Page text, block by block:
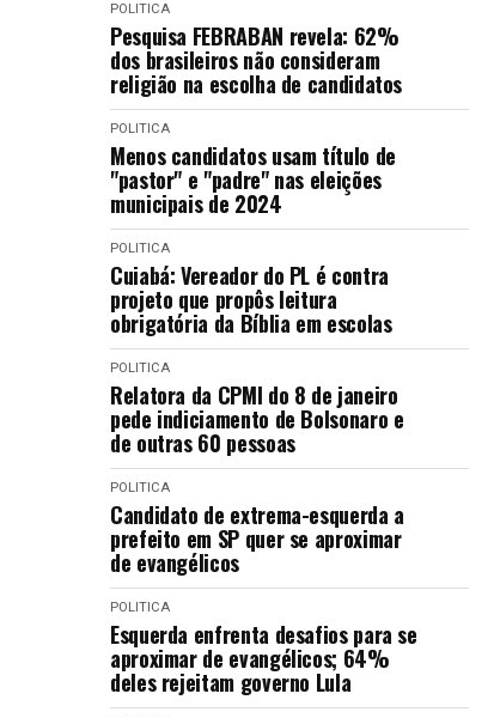
POLITICA
Pesquisa FEBRABAN revela: 62%
dos brasileiros não consideram
religião na escolha de candidatos
POLITICA
Menos candidatos usam título de
"pastor" e "padre" nas eleições
municipais de 2024
POLITICA
Cuiabá: Vereador do PL é contra
projeto que propôs leitura
obrigatória da Bíblia em escolas
POLITICA
Relatora da CPMI do 8 de janeiro
pede indiciamento de Bolsonaro e
de outras 60 pessoas
POLITICA
Candidato de extrema-esquerda a
prefeito em SP quer se aproximar
de evangélicos
POLITICA
Esquerda enfrenta desafios para se
aproximar de evangélicos; 64%
deles rejeitam governo Lula